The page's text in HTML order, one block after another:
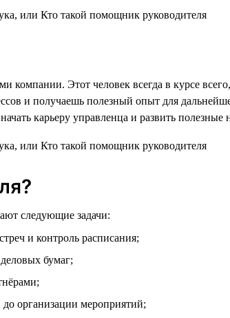
компании. Этот человек всегда в курсе
и получаешь полезный опыт для
карьеру управленца и развить полезные
следующие задачи:
и контроль расписания;
бумаг;
организации мероприятий;